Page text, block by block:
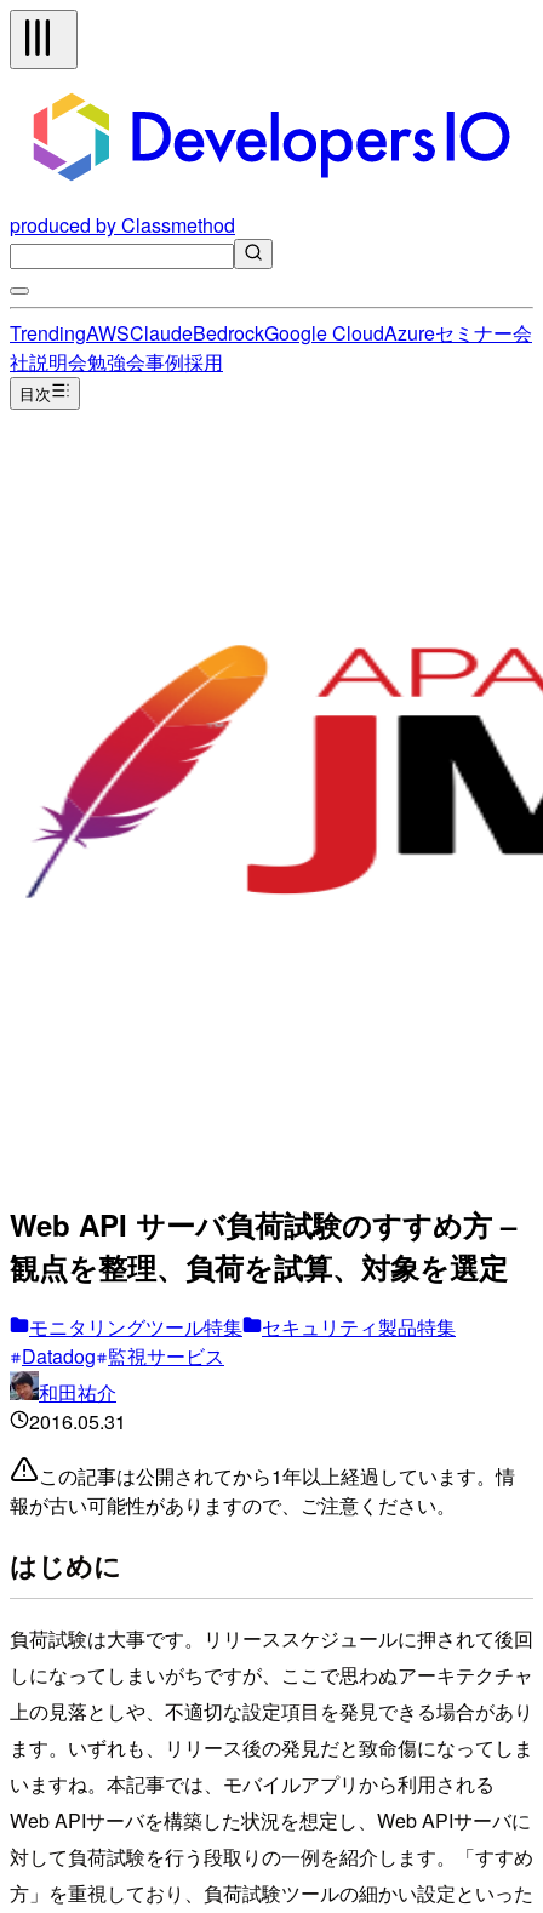
produced by Classmethod
TrendingAWSClaudeBedrockGoogle CloudAzureセミナー会
社説明会勉強会事例採用
目次
Web API サーバ負荷試験のすすめ方 –
観点を整理、負荷を試算、対象を選定
モニタリングツール特集
セキュリティ製品特集
Datadog 監視サービス
和田祐介
2016.05.31
この記事は公開されてから1年以上経過しています。情
報が古い可能性がありますので、ご注意ください。
はじめに
負荷試験は大事です。リリーススケジュールに押されて後回
しになってしまいがちですが、ここで思わぬアーキテクチャ
上の見落としや、不適切な設定項目を発見できる場合があり
ます。いずれも、リリース後の発見だと致命傷になってしま
いますね。本記事では、モバイルアプリから利用される
Web APIサーバを構築した状況を想定し、Web APIサーバに
対して負荷試験を行う段取りの一例を紹介します。「すすめ
方」を重視しており、負荷試験ツールの細かい設定といった